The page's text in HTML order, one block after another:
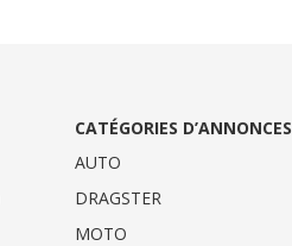
CATÉGORIES D’ANNONCES
AUTO
DRAGSTER
MOTO